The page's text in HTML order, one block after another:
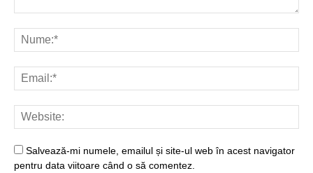
Salvează-mi numele, emailul și site-ul web în acest navigator
pentru data viitoare când o să comentez.